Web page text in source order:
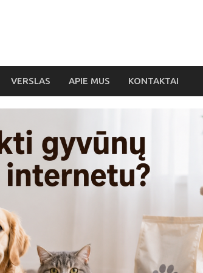
VERSLAS APIE MUS KONTAKTAI